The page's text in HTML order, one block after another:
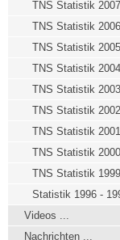
TNS Statistik 2007
TNS Statistik 2006
TNS Statistik 2005
TNS Statistik 2004
TNS Statistik 2003
TNS Statistik 2002
TNS Statistik 2001
TNS Statistik 2000
TNS Statistik 1999
Statistik 1996 -
Videos ...
Nachrichten ...